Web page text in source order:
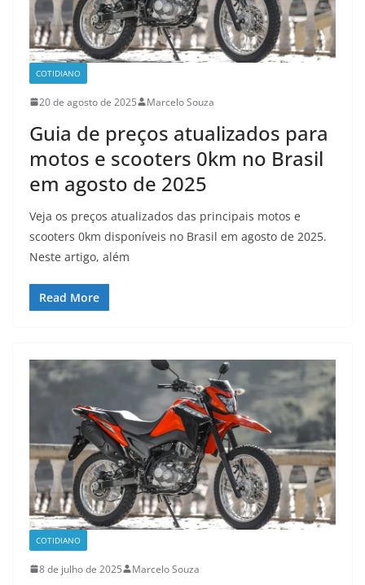
COTIDIANO
20 de agosto de 2025 Marcelo Souza
Guia de preços atualizados para
motos e scooters 0km no Brasil
em agosto de 2025
Veja os preços atualizados das principais motos e
scooters 0km disponíveis no Brasil em agosto de 2025.
Neste artigo, além
Read More
COTIDIANO
8 de julho de 2025 Marcelo Souza